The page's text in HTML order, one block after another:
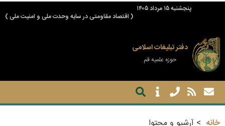
پنجشنبه ۱۵ مرداد ۱۴۰۵
( اقتصاد مقاومتی در سایه وحدت ملی و امنیت ملی )
دفتر تبلیغات اسلامی
حوزه علمیه قم
خانه آرشیو و محتوا